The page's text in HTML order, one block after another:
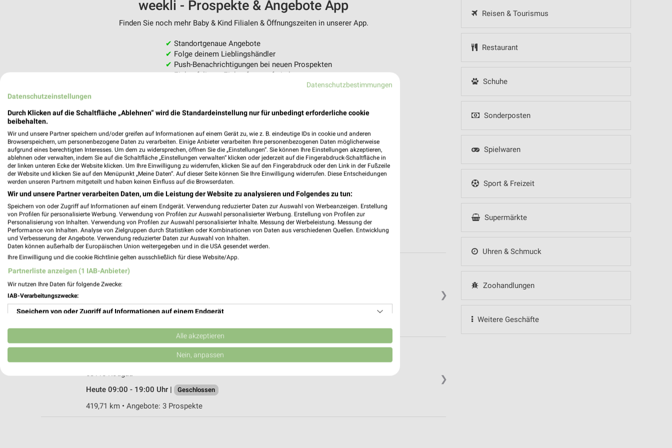
Reisen & Tourismus
Restaurant
Schuhe
Sonderposten
Spielwaren
Sport & Freizeit
Supermärkte
Uhren & Schmuck
Zoohandlungen
Weitere Geschäfte
weekli - Prospekte & Angebote App
Finden Sie noch mehr Baby & Kind Filialen & Öffnungszeiten in unserer App.
✔ Standortgenaue Angebote
✔ Folge deinem Lieblingshändler
✔ Push-Benachrichtigungen bei neuen Prospekten
✔Einkaufsliste - Einkauf stressfrei planen
❯
Ernsting's family Dietzenbach
63128 Dietzenbach
Heute 09:00 - 20:00 Uhr | Geschlossen
❯
Hegelstraße 1
63110 Rodgau
Heute 09:00 - 19:00 Uhr |
Geschlossen
419,71 km • Angebote: 3 Prospekte
Datenschutzbestimmungen
Datenschutzeinstellungen
Durch Klicken auf die Schaltfläche „Ablehnen“ wird die Standardeinstellung nur für unbedingt erforderliche cookie
beibehalten.
Wir und unsere Partner speichern und/oder greifen auf Informationen auf einem Gerät zu, wie z. B. eindeutige IDs in cookie und anderen
Browserspeichern, um personenbezogene Daten zu verarbeiten. Einige Anbieter verarbeiten Ihre personenbezogenen Daten möglicherweise
aufgrund eines berechtigten Interesses. Um dem zu widersprechen, öffnen Sie die „Einstellungen“. Sie können Ihre Einstellungen akzeptieren,
ablehnen oder verwalten, indem Sie auf die Schaltfläche „Einstellungen verwalten“ klicken oder jederzeit auf die Fingerabdruck-Schaltfläche in
der linken unteren Ecke der Website klicken. Um Ihre Einwilligung zu widerrufen, klicken Sie auf den Fingerabdruck oder den Link in der Fußzeile
der Website und klicken Sie auf den Menüpunkt „Meine Daten“. Auf dieser Seite können Sie Ihre Einwilligung widerrufen. Diese Entscheidungen
werden unseren Partnern mitgeteilt und haben keinen Einfluss auf die Browserdaten.
Wir und unsere Partner verarbeiten Daten, um die Leistung der Website zu analysieren und Folgendes zu tun:
Speichern von oder Zugriff auf Informationen auf einem Endgerät. Verwendung reduzierter Daten zur Auswahl von Werbeanzeigen. Erstellung
von Profilen für personalisierte Werbung. Verwendung von Profilen zur Auswahl personalisierter Werbung. Erstellung von Profilen zur
Personalisierung von Inhalten. Verwendung von Profilen zur Auswahl personalisierter Inhalte. Messung der Werbeleistung. Messung der
Performance von Inhalten. Analyse von Zielgruppen durch Statistiken oder Kombinationen von Daten aus verschiedenen Quellen. Entwicklung
und Verbesserung der Angebote. Verwendung reduzierter Daten zur Auswahl von Inhalten.
Daten können außerhalb der Europäischen Union weitergegeben und in die USA gesendet werden.
Ihre Einwilligung und die cookie Richtlinie gelten ausschließlich für diese Website/App.
Partnerliste anzeigen (1 IAB-Anbieter)
Wir nutzen Ihre Daten für folgende Zwecke:
IAB-Verarbeitungszwecke:
Speichern von oder Zugriff auf Informationen auf einem Endgerät
Verwendung reduzierter Daten zur Auswahl von Werbeanzeigen
Erstellung von Profilen für personalisierte Werbung
Erstellung von Profilen zur Personalisierung von Inhalten
Alle akzeptieren
Nein, anpassen